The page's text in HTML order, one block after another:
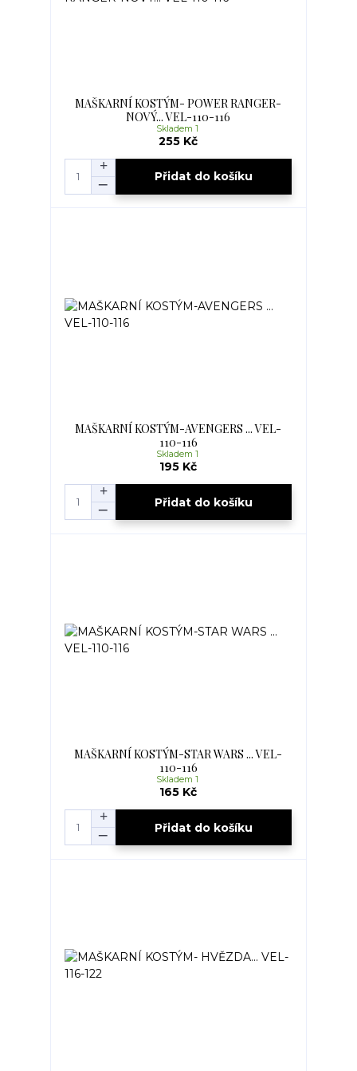
MAŠKARNÍ KOSTÝM- POWER RANGER-
NOVÝ... VEL-110-116
255 Kč
Skladem 1
Přidat do košíku
MAŠKARNÍ KOSTÝM-AVENGERS ... VEL-
110-116
195 Kč
Skladem 1
Přidat do košíku
MAŠKARNÍ KOSTÝM-STAR WARS ... VEL-
110-116
165 Kč
Skladem 1
Přidat do košíku